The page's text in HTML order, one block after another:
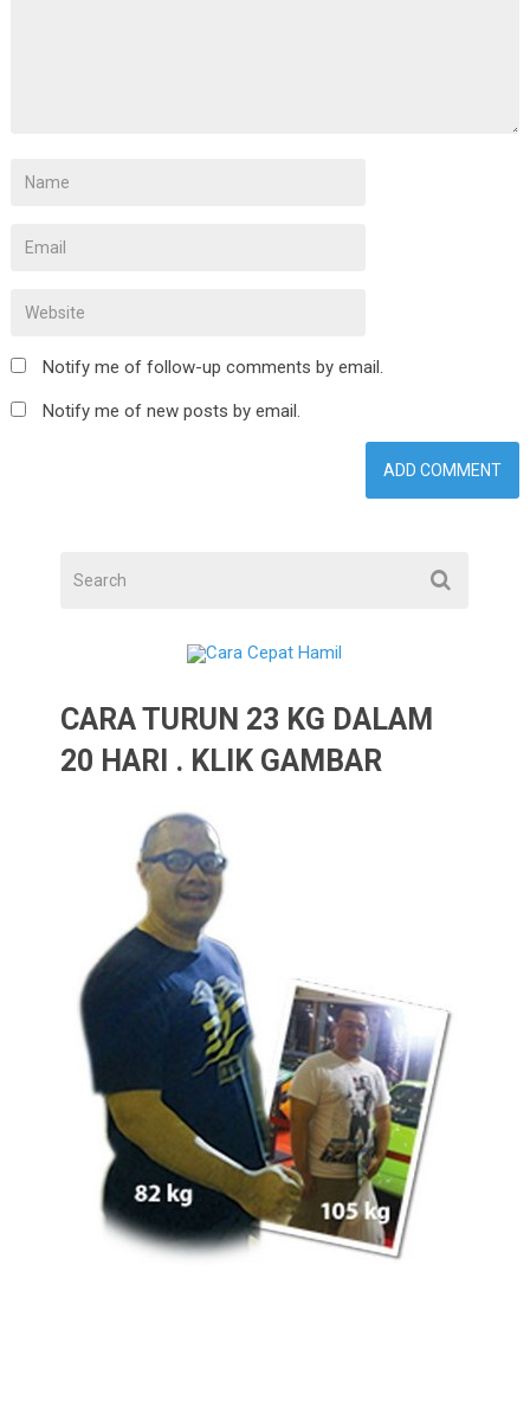
Notify me of follow-up comments by email.
Notify me of new posts by email.
CARA TURUN 23 KG DALAM
20 HARI . KLIK GAMBAR